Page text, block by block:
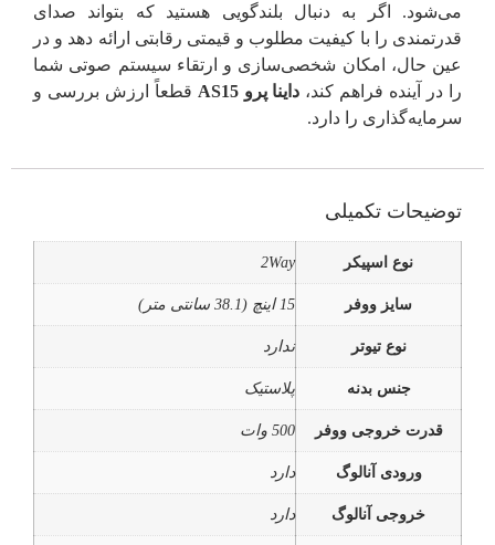
می‌شود. اگر به دنبال بلندگویی هستید که بتواند صدای
قدرتمندی را با کیفیت مطلوب و قیمتی رقابتی ارائه دهد و در
عین حال، امکان شخصی‌سازی و ارتقاء سیستم صوتی شما
را در آینده فراهم کند، داینا پرو AS15
قطعاً ارزش بررسی و
سرمایه‌گذاری را دارد.
توضیحات تکمیلی
نوع اسپیکر 2Way
سایز ووفر 15 اینچ (38.1 سانتی متر)
نوع تیوتر ندارد
جنس بدنه پلاستیک
قدرت خروجی ووفر 500 وات
ورودی آنالوگ دارد
خروجی آنالوگ دارد